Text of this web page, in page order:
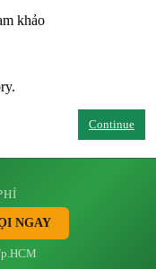
khảo
Continue
NGAY